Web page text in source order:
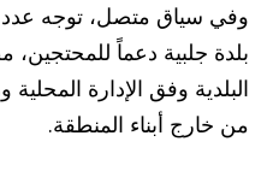
وفي سياق متصل، توجه عدد
بلدة جلبية دعماً للمحتجين،
البلدية وفق الإدارة
من خارج أبناء المنطقة.